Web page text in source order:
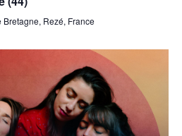
Bretagne, Rezé, France